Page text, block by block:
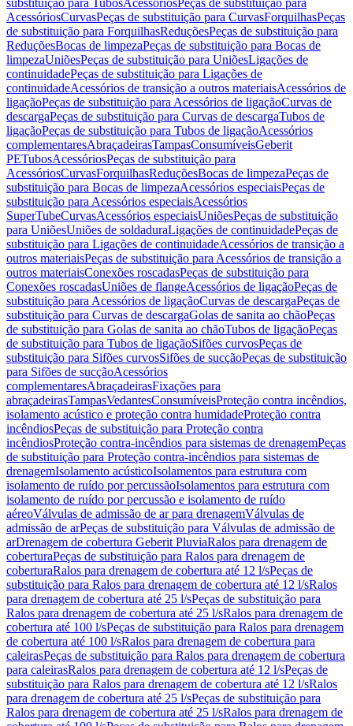
substituição para TubosAcessóriosPeças de substituição para
AcessóriosCurvasPeças de substituição para CurvasForquilhasPeças
de substituição para ForquilhasReduçõesPeças de substituição para
ReduçõesBocas de limpezaPeças de substituição para Bocas de
limpezaUniõesPeças de substituição para UniõesLigações de
continuidadePeças de substituição para Ligações de
continuidadeAcessórios de transição a outros materiaisAcessórios de
ligaçãoPeças de substituição para Acessórios de ligaçãoCurvas de
descargaPeças de substituição para Curvas de descargaTubos de
ligaçãoPeças de substituição para Tubos de ligaçãoAcessórios
complementaresAbraçadeirasTampasConsumíveisGeberit
PETubosAcessóriosPeças de substituição para
AcessóriosCurvasForquilhasReduçõesBocas de limpezaPeças de
substituição para Bocas de limpezaAcessórios especiaisPeças de
substituição para Acessórios especiaisAcessórios
SuperTubeCurvasAcessórios especiaisUniõesPeças de substituição
para UniõesUniões de soldaduraLigações de continuidadePeças de
substituição para Ligações de continuidadeAcessórios de transição a
outros materiaisPeças de substituição para Acessórios de transição a
outros materiaisConexões roscadasPeças de substituição para
Conexões roscadasUniões de flangeAcessórios de ligaçãoPeças de
substituição para Acessórios de ligaçãoCurvas de descargaPeças de
substituição para Curvas de descargaGolas de sanita ao chãoPeças
de substituição para Golas de sanita ao chãoTubos de ligaçãoPeças
de substituição para Tubos de ligaçãoSifões curvosPeças de
substituição para Sifões curvosSifões de sucçãoPeças de substituição
para Sifões de sucçãoAcessórios
complementaresAbraçadeirasFixações para
abraçadeirasTampasVedantesConsumíveisProteção contra incêndios,
isolamento acústico e proteção contra humidadeProteção contra
incêndiosPeças de substituição para Proteção contra
incêndiosProteção contra-incêndios para sistemas de drenagemPeças
de substituição para Proteção contra-incêndios para sistemas de
drenagemIsolamento acústicoIsolamentos para estrutura com
isolamento de ruído por percussãoIsolamentos para estrutura com
isolamento de ruído por percussão e isolamento de ruído
aéreoVálvulas de admissão de ar para drenagemVálvulas de
admissão de arPeças de substituição para Válvulas de admissão de
arDrenagem de cobertura Geberit PluviaRalos para drenagem de
coberturaPeças de substituição para Ralos para drenagem de
coberturaRalos para drenagem de cobertura até 12 l/sPeças de
substituição para Ralos para drenagem de cobertura até 12 l/sRalos
para drenagem de cobertura até 25 l/sPeças de substituição para
Ralos para drenagem de cobertura até 25 l/sRalos para drenagem de
cobertura até 100 l/sPeças de substituição para Ralos para drenagem
de cobertura até 100 l/sRalos para drenagem de cobertura para
caleirasPeças de substituição para Ralos para drenagem de cobertura
para caleirasRalos para drenagem de cobertura até 12 l/sPeças de
substituição para Ralos para drenagem de cobertura até 12 l/sRalos
para drenagem de cobertura até 25 l/sPeças de substituição para
Ralos para drenagem de cobertura até 25 l/sRalos para drenagem de